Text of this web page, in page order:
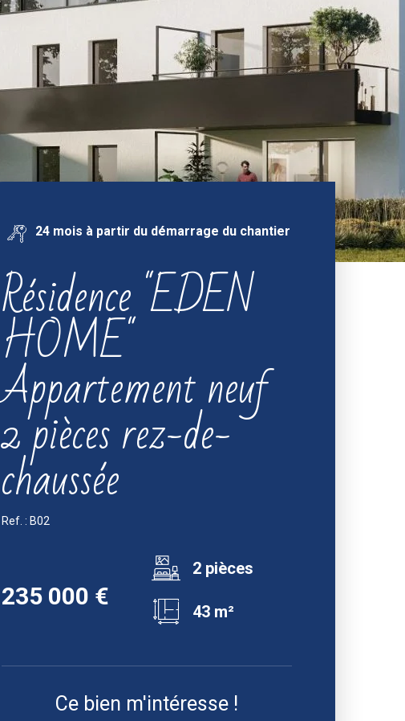
24 mois à partir du démarrage du chantier
Résidence "EDEN
HOME"
Appartement neuf
2 pièces rez-de-
chaussée
Ref. : B02
235 000 €
2 pièces
43 m²
Ce bien m'intéresse !